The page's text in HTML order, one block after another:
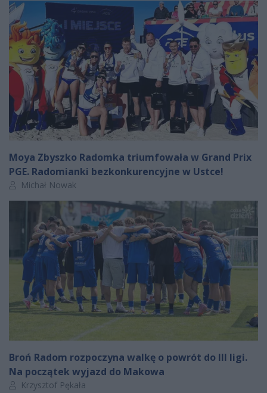
Moya Zbyszko Radomka triumfowała w Grand Prix
PGE. Radomianki bezkonkurencyjne w Ustce!
Autor artykułu:
Michał Nowak
Broń Radom rozpoczyna walkę o powrót do III ligi.
Na początek wyjazd do Makowa
Autor artykułu:
Krzysztof Pękała